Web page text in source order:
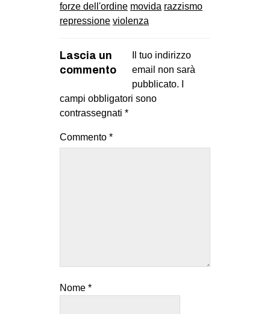
forze dell'ordine movida razzismo
repressione violenza
Lascia un
commento
Il tuo indirizzo
email non sarà
pubblicato.
campi obbligatori sono
contrassegnati *
Commento *
Nome *